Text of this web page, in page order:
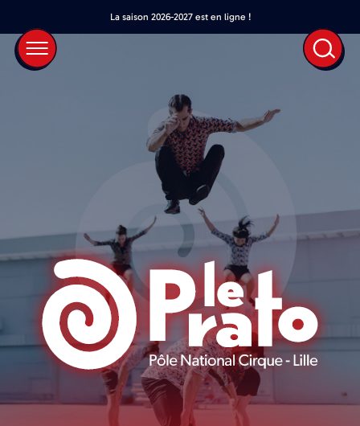
La saison 2026-2027 est en ligne !